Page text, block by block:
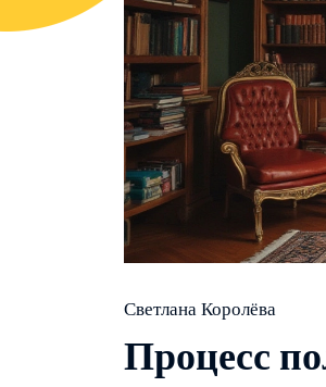
Светлана Королёва
Процесс